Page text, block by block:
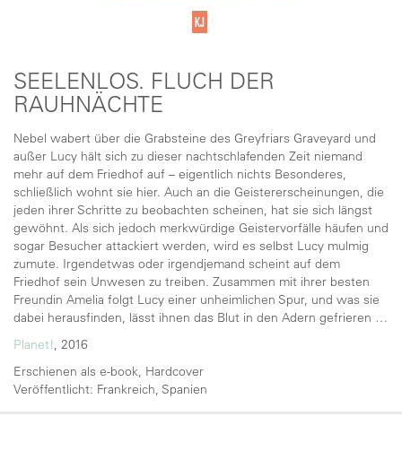
SEELENLOS. FLUCH DER
RAUHNÄCHTE
Nebel wabert über die Grabsteine des Greyfriars Graveyard und
außer Lucy hält sich zu dieser nachtschlafenden Zeit niemand
mehr auf dem Friedhof auf – eigentlich nichts Besonderes,
schließlich wohnt sie hier. Auch an die Geistererscheinungen, die
jeden ihrer Schritte zu beobachten scheinen, hat sie sich längst
gewöhnt. Als sich jedoch merkwürdige Geistervorfälle häufen und
sogar Besucher attackiert werden, wird es selbst Lucy mulmig
zumute. Irgendetwas oder irgendjemand scheint auf dem
Friedhof sein Unwesen zu treiben. Zusammen mit ihrer besten
Freundin Amelia folgt Lucy einer unheimlichen Spur, und was sie
dabei herausfinden, lässt ihnen das Blut in den Adern gefrieren …
Planet!, 2016
Erschienen als e-book, Hardcover
Veröffentlicht: Frankreich, Spanien